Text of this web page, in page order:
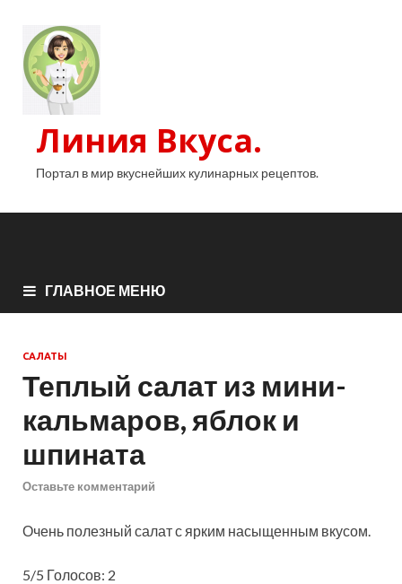
Линия Вкуса.
Портал в мир вкуснейших кулинарных рецептов.
ГЛАВНОЕ МЕНЮ
САЛАТЫ
Теплый салат из мини-
кальмаров, яблок и
шпината
Оставьте комментарий
Очень полезный салат с ярким насыщенным вкусом.
5/5 Голосов: 2